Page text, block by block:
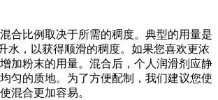
合比例取决于所需的稠度。典型的用量是
水，以获得顺滑的稠度。如果您喜欢更浓
加粉末的用量。混合后，个人润滑剂应静
匀的质地。为了方便配制，我们建议您使
混合更加容易。